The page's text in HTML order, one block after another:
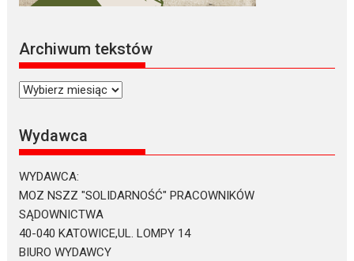
Archiwum tekstów
Archiwum
Wydawca
WYDAWCA:
MOZ NSZZ "SOLIDARNOŚĆ" PRACOWNIKÓW
SĄDOWNICTWA
40-040 KATOWICE,UL. LOMPY 14
BIURO WYDAWCY